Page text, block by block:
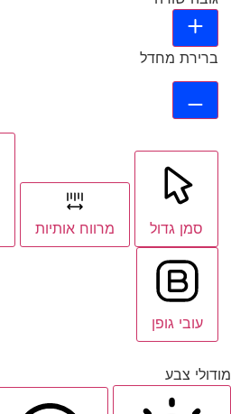
ברירת מחדל
סמן גדול מרווח אותיות
עובי גופן
מודולי צבע